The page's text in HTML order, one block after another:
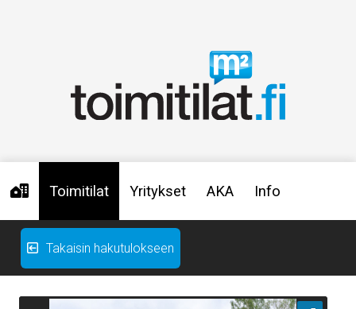
Toimitilat Yritykset AKA Info
Takaisin hakutulokseen